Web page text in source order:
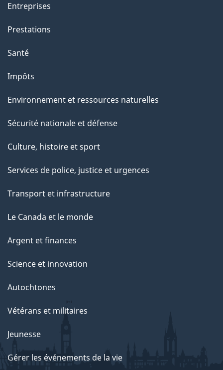
Entreprises
Prestations
Santé
Impôts
Environnement et ressources naturelles
Sécurité nationale et défense
Culture, histoire et sport
Services de police, justice et urgences
Transport et infrastructure
Le Canada et le monde
Argent et finances
Science et innovation
Autochtones
Vétérans et militaires
Jeunesse
Gérer les événements de la vie